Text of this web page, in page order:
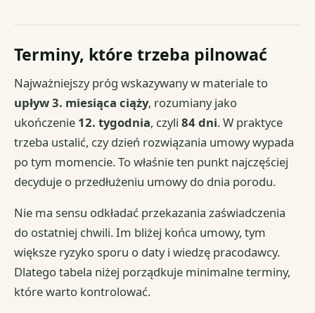
Terminy, które trzeba pilnować
Najważniejszy próg wskazywany w materiale to
upływ 3. miesiąca ciąży, rozumiany jako
ukończenie 12. tygodnia, czyli84 dni. W praktyce
trzeba ustalić, czy dzień rozwiązania umowy wypada
po tym momencie. To właśnie ten punkt najczęściej
decyduje o przedłużeniu umowy do dnia porodu.
Nie ma sensu odkładać przekazania zaświadczenia
do ostatniej chwili. Im bliżej końca umowy, tym
większe ryzyko sporu o daty i wiedzę pracodawcy.
Dlatego tabela niżej porządkuje minimalne terminy,
które warto kontrolować.